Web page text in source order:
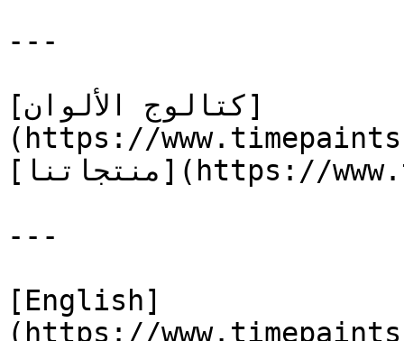
---
[كتالوج الألوان]
(https://
[منتجاتنا](https://www.timepaints.com/ar/products)
---
[English]
(https://